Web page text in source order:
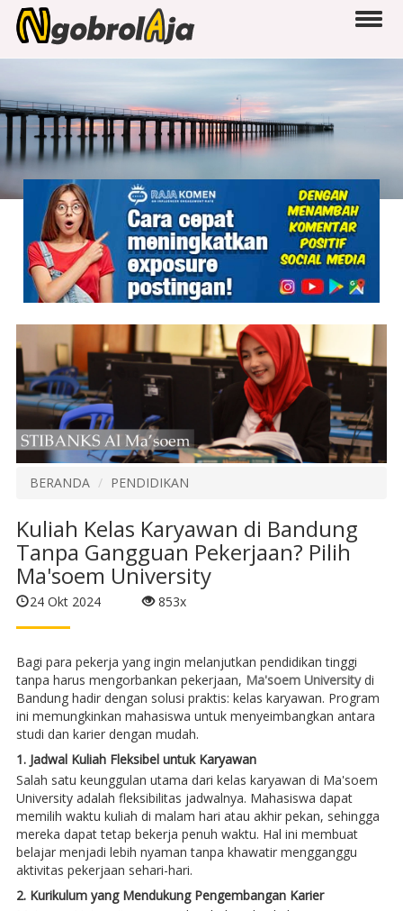
BERANDA PENDIDIKAN
Kuliah Kelas Karyawan di Bandung
Tanpa Gangguan Pekerjaan? Pilih
Ma'soem University
24 Okt 2024 853x
Bagi para pekerja yang ingin melanjutkan pendidikan tinggi
tanpa harus mengorbankan pekerjaan, Ma'soem Universitydi
Bandung hadir dengan solusi praktis: kelas karyawan. Program
ini memungkinkan mahasiswa untuk menyeimbangkan antara
studi dan karier dengan mudah.
1. Jadwal Kuliah Fleksibel untuk Karyawan
Salah satu keunggulan utama dari kelas karyawan di Ma'soem
University adalah fleksibilitas jadwalnya. Mahasiswa dapat
memilih waktu kuliah di malam hari atau akhir pekan, sehingga
mereka dapat tetap bekerja penuh waktu. Hal ini membuat
belajar menjadi lebih nyaman tanpa khawatir mengganggu
aktivitas pekerjaan sehari-hari.
2. Kurikulum yang Mendukung Pengembangan Karier